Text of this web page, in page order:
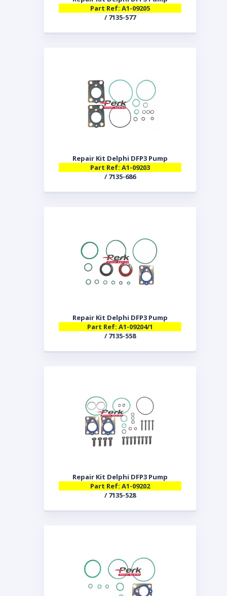
Part Ref: A1-09205
/ 7135-577
Repair Kit Delphi DFP3 Pump
Part Ref: A1-09203
/ 7135-686
Repair Kit Delphi DFP3 Pump
Part Ref: A1-09204/1
/ 7135-558
Repair Kit Delphi DFP3 Pump
Part Ref: A1-09202
/ 7135-528